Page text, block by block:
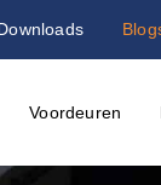
Voordeuren